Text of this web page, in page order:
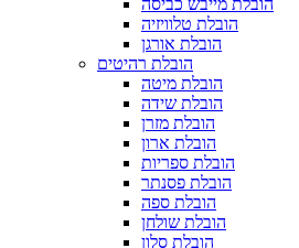
הובלת מייבש כביסה
הובלת טלוויזיה
הובלת אורגן
הובלת רהיטים
הובלת מיטה
הובלת שידה
הובלת מזרן
הובלת ארון
הובלת ספריות
הובלת פסנתר
הובלת ספה
הובלת שולחן
הובלת סלון